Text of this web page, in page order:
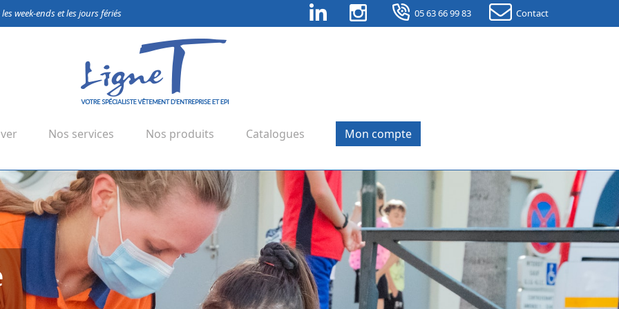
week-ends et les jours fériés LinkedIn Instagram 05 63 66 99 83 Contact
Nos services Nos produits Catalogues Mon compte